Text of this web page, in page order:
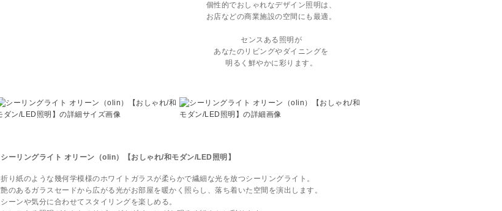
個性的でおしゃれなデザイン照明は、
お店などの商業施設の空間にも最適。
センスある照明が
あなたのリビングやダイニングを
明るく鮮やかに彩ります。
シーリングライト オリーン（olin）【おしゃれ/和モダン/LED照明】
折り紙のような幾何学模様のホワイトガラスが柔らかで繊細な光を放つシーリングライト。
艶のあるガラスセードから広がる光がお部屋を暖かく照らし、落ち着いた空間を演出します。
シーンや気分に合わせてスタイリングを楽しめる。